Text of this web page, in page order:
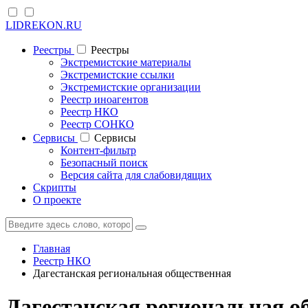
LIDREKON.RU
Реестры
Реестры
Экстремистские материалы
Экстремистские ссылки
Экстремистские организации
Реестр иноагентов
Реестр НКО
Реестр СОНКО
Cервисы
Cервисы
Контент-фильтр
Безопасный поиск
Версия сайта для слабовидящих
Скрипты
О проекте
Главная
Реестр НКО
Дагестанская региональная общественная